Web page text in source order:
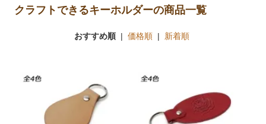
クラフトできるキーホルダーの商品一覧
おすすめ順| 価格順| 新着順